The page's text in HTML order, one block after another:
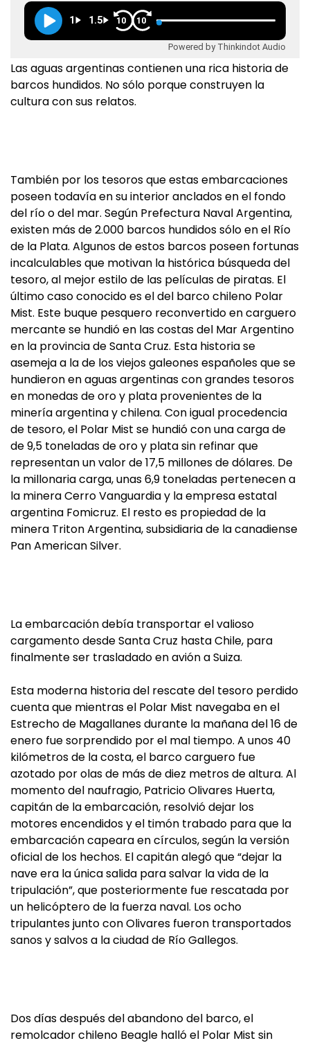
1 1.5 10 10
Powered by Thinkindot Audio
Las aguas argentinas contienen una rica historia de
barcos hundidos. No sólo porque construyen la
cultura con sus relatos.
También por los tesoros que estas embarcaciones
poseen todavía en su interior anclados en el fondo
del río o del mar. Según Prefectura Naval Argentina,
existen más de 2.000 barcos hundidos sólo en el Río
de la Plata. Algunos de estos barcos poseen fortunas
incalculables que motivan la histórica búsqueda del
tesoro, al mejor estilo de las películas de piratas. El
último caso conocido es el del barco chileno Polar
Mist. Este buque pesquero reconvertido en carguero
mercante se hundió en las costas del Mar Argentino
en la provincia de Santa Cruz. Esta historia se
asemeja a la de los viejos galeones españoles que se
hundieron en aguas argentinas con grandes tesoros
en monedas de oro y plata provenientes de la
minería argentina y chilena. Con igual procedencia
de tesoro, el Polar Mist se hundió con una carga de
de 9,5 toneladas de oro y plata sin refinar que
representan un valor de 17,5 millones de dólares. De
la millonaria carga, unas 6,9 toneladas pertenecen a
la minera Cerro Vanguardia y la empresa estatal
argentina Fomicruz. El resto es propiedad de la
minera Triton Argentina, subsidiaria de la canadiense
Pan American Silver.
La embarcación debía transportar el valioso
cargamento desde Santa Cruz hasta Chile, para
finalmente ser trasladado en avión a Suiza.
Esta moderna historia del rescate del tesoro perdido
cuenta que mientras el Polar Mist navegaba en el
Estrecho de Magallanes durante la mañana del 16 de
enero fue sorprendido por el mal tiempo. A unos 40
kilómetros de la costa, el barco carguero fue
azotado por olas de más de diez metros de altura. Al
momento del naufragio, Patricio Olivares Huerta,
capitán de la embarcación, resolvió dejar los
motores encendidos y el timón trabado para que la
embarcación capeara en círculos, según la versión
oficial de los hechos. El capitán alegó que “dejar la
nave era la única salida para salvar la vida de la
tripulación”, que posteriormente fue rescatada por
un helicóptero de la fuerza naval. Los ocho
tripulantes junto con Olivares fueron transportados
sanos y salvos a la ciudad de Río Gallegos.
Dos días después del abandono del barco, el
remolcador chileno Beagle halló el Polar Mist sin